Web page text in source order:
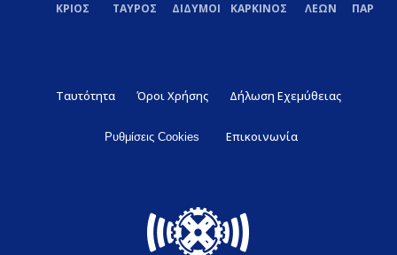
ΚΡΙΟΣ ΤΑΥΡΟΣ ΔΙΔΥΜΟΙ ΚΑΡΚΙΝΟΣ ΛΕΩΝ
Ταυτότητα Όροι Χρήσης Δήλωση Εχεμύθειας
Ρυθμίσεις Cookies Επικοινωνία